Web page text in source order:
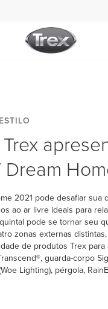
2021 pode desafiar sua
ao ar livre ideais para
pode se tornar seu
zonas externas
de produtos Trex para
guarda-corpo
Lighting), pérgola,